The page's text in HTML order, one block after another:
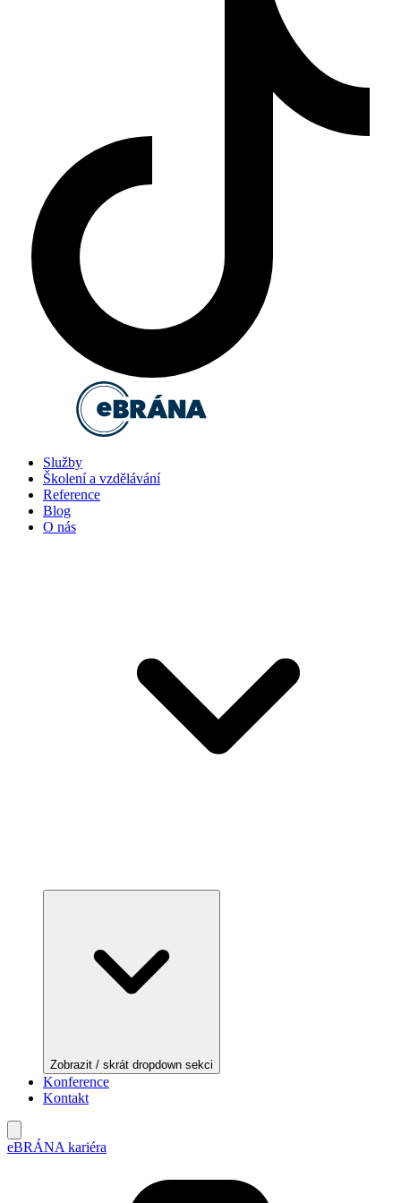
Služby
Školení a vzdělávání
Reference
Blog
O nás
Zobrazit / skrát dropdown sekci
Konference
Kontakt
eBRÁNA kariéra